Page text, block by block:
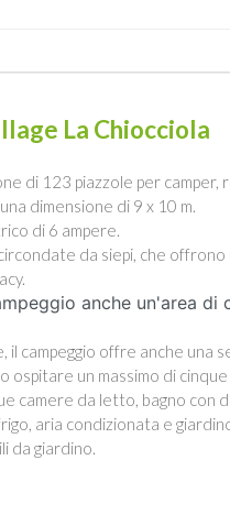
La Chiocciola
di 123 piazzole per
dimensione di 9 x 10 m.
di 6 ampere.
da siepi, che offrono
anche un'area di
il campeggio offre anche una
ospitare un massimo di cinque
camere da letto, bagno con
aria condizionata e
da giardino.